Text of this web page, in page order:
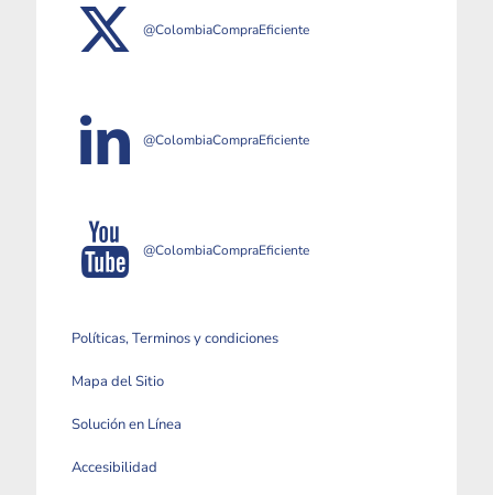
@ColombiaCompraEficiente
@ColombiaCompraEficiente
@ColombiaCompraEficiente
Políticas, Terminos y condiciones
Mapa del Sitio
Solución en Línea
Accesibilidad